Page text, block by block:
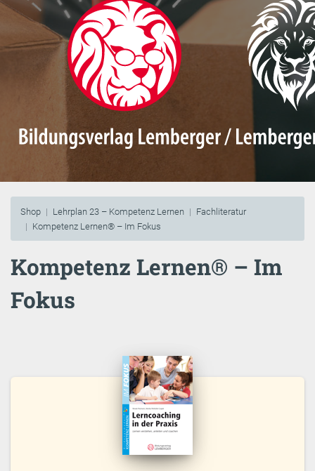
Shop Lehrplan 23 – Kompetenz Lernen
Fachliteratur
Kompetenz Lernen® – Im Fokus
Kompetenz Lernen® – Im
Fokus